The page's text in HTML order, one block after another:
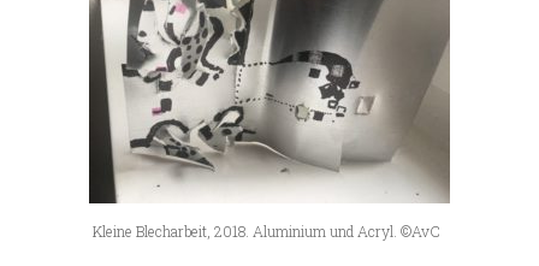
Kleine Blecharbeit, 2018. Aluminium und Acryl. ©AvC